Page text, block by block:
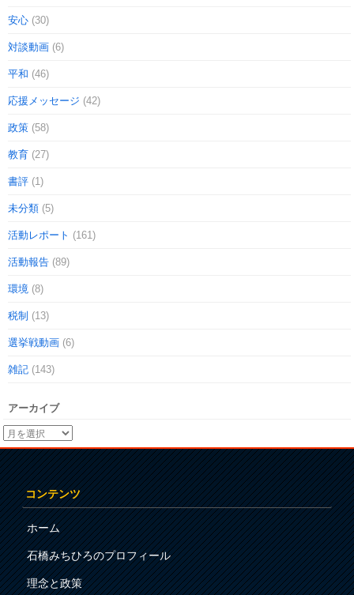
安心 (30)
対談動画 (6)
平和 (46)
応援メッセージ (42)
政策 (58)
教育 (27)
書評 (1)
未分類 (5)
活動レポート (161)
活動報告 (89)
環境 (8)
税制 (13)
選挙戦動画 (6)
雑記 (143)
アーカイブ
コンテンツ
ホーム
石橋みちひろのプロフィール
理念と政策